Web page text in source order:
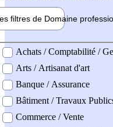
filtres de Domaine pro
professionel
Achats / Comptabilité /
Arts / Artisanat d'art
Banque / Assurance
Bâtiment / Travaux
Commerce / Vente